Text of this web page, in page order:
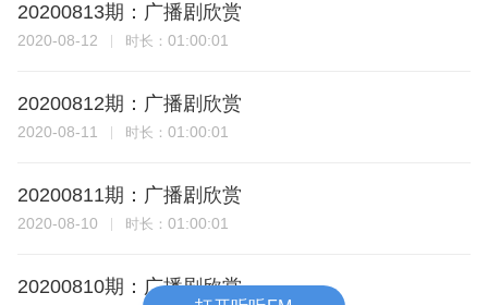
20200813期：广播剧欣赏
2020-08-12 时长： 01:00:01
20200812期：广播剧欣赏
2020-08-11 时长： 01:00:01
20200811期：广播剧欣赏
2020-08-10 时长： 01:00:01
20200810期：广播剧欣赏